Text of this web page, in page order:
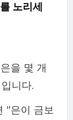
노리세
을 몇 개
니다.
"은이 금보